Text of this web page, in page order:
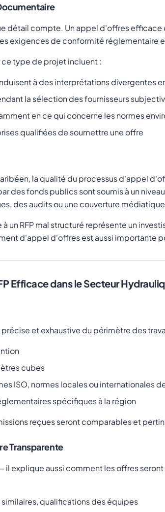
détail compte. Un appel d'offres
exigences de conformité réglementaire
ce type de projet incluent :
à des interprétations divergentes
la sélection des fournisseurs
en ce qui concerne les normes
qualifiées de soumettre une offre
la qualité du processus d'appel
des fonds publics sont soumis à un
des audits ou une couverture
un RFP mal structuré représente un
d'appel d'offres est aussi importante
Efficace dans le Secteur
et exhaustive du périmètre des
cubes
ISO, normes locales ou internationales
spécifiques à la région
reçues seront comparables et
Transparente
il explique aussi comment les offres
qualifications des équipes